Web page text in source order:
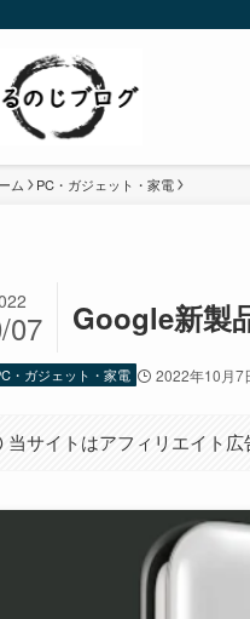
ム PC・ガジェット・家電
Google新製
07
・ガジェット・家電 2022年10月7
当サイトはアフィリエイト広